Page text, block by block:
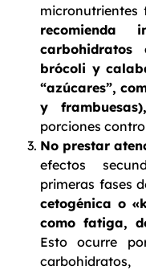
micronutrientes
recomienda
carbohidratos
brócoli y
“azúcares”,
y frambuesas),
porciones
No prestar
efectos
primeras fases
cetogénica o
como fatiga,
Esto ocurre